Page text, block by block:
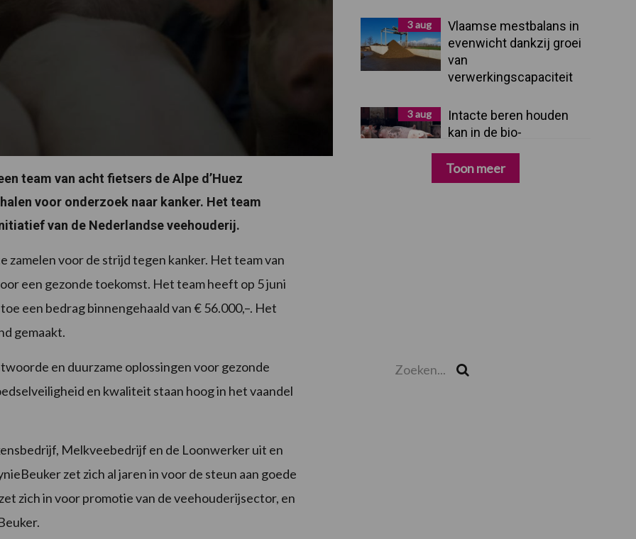
team van acht fietsers de Alpe d’Huez
voor onderzoek naar kanker. Het team
van de Nederlandse veehouderij.
zamelen voor de strijd tegen kanker. Het team van
een gezonde toekomst. Het team heeft op 5 juni
een bedrag binnengehaald van € 56.000,–. Het
gemaakt.
en duurzame oplossingen voor gezonde
en kwaliteit staan hoog in het vaandel
Melkveebedrijf en de Loonwerker uit en
zet zich al jaren in voor de steun aan goede
zich in voor promotie van de veehouderijsector, en
3 aug
Vlaamse mestbalans in
evenwicht dankzij groei
van
verwerkingscapaciteit
3 aug
Intacte beren houden
kan in de bio-
dan moet alles kloppen
Toon meer